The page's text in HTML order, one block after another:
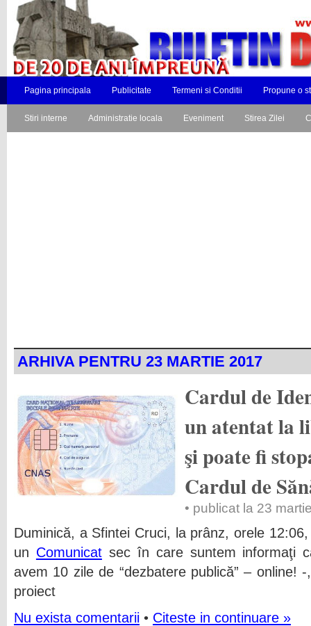
Pagina principala Publicitate Termeni si Conditii Propune o
Stiri interne Administratie locala Eveniment Stirea Zilei
ARHIVA PENTRU 23 MARTIE 2017
Cardul de
un atentat la
şi poate fi
Cardul de
• publicat la 23
Duminică, a Sfintei Cruci, la prânz, orele
un Comunicatsec în care suntem informaţi
avem 10 zile de “dezbatere publică” – online!
proiect
Nu exista comentarii • Citeste in continuare »